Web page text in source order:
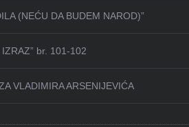
(NEĆU DA BUDEM NAROD)”
br. 101-102
VLADIMIRA ARSENIJEVIĆA